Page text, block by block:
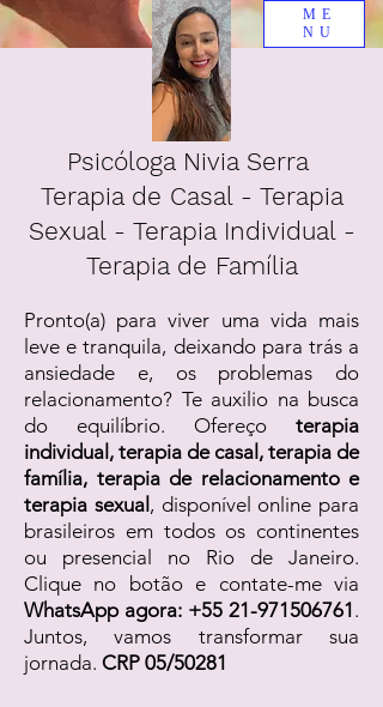
Psicóloga Nivia Serra
Terapia de Casal - Terapia
Sexual - Terapia Individual -
Terapia de Família
Pronto(a) para viver uma vida mais
leve e tranquila, deixando para trás a
ansiedade e, os problemas do
relacionamento? Te auxilio na busca
do equilíbrio. Ofereço terapia
individual, terapia de casal, terapia de
família, terapia de relacionamento e
terapia sexual , disponível online para
brasileiros em todos os continentes
ou presencial no Rio de Janeiro.
Clique no botão e contate-me via
WhatsApp agora: +55 21-971506761 .
Juntos, vamos transformar sua
jornada. CRP 05/50281
ME
NU